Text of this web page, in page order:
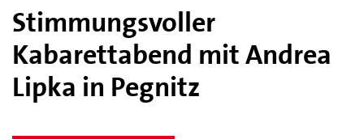
Stimmungsvoller
Kabarettabend mit Andrea
Lipka in Pegnitz